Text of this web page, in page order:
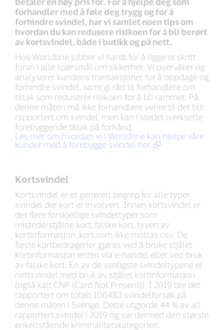
forhandler med å føle deg trygg og for å
forhindre svindel, har vi samlet noen tips om
hvordan du kan redusere risikoen for å bli berørt
av kortsvindel, både i butikk og på nett.
Hos Worldline jobber vi hardt for å ligge et skritt
foran i alle spørsmål om sikkerhet. Vi overvåker og
analyserer kundens transaksjoner for å oppdage og
forhindre svindel, samt gi råd til forhandlere om
tiltak som reduserer risikoen for å bli rammet. På
denne måten må ikke forhandlere vente til det blir
rapportert om svindel, men kan i stedet iverksette
forebyggende tiltak på forhånd.
Les mer om hvordan vi i Worldline kan hjelpe våre
kunder med å forebygge svindel her
Kortsvindel
Kortsvindel er et generelt begrep for alle typer
svindel der kort er involvert. Innen kortsvindel er
det flere forskjellige svindeltyper som
mistede/stjålne kort, falske kort, tyveri av
kortinformasjon, kort som ikke mottas osv. De
fleste kortbedragerier gjøres ved å bruke stjålet
kortinformasjon enten via e-handel eller ved bruk
av falske kort. En av de vanligste svindeltypene er
nettsvindel med bruk av stjålet kortinformasjon
(også kalt CNP (Card Not Present)). I 2019 ble det
rapportert om totalt 106483 svindelforsøk på
denne måten i Sverige. Dette utgjorde 44 % av all
rapportert svindel i 2019 og var dermed den største
enkeltstående kriminalitetskategorien.